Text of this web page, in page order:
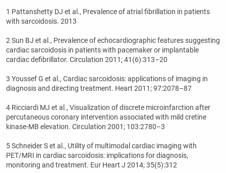
1 Pattanshetty DJ et al., Prevalence of atrial fibrillation in patients
with sarcoidosis. 2013
2 Sun BJ et al., Prevalence of echocardiographic features suggesting
cardiac sarcoidosis in patients with pacemaker or implantable
cardiac defibrillator. Circulation 2011; 41(6):313–20
3 Youssef G et al., Cardiac sarcoidosis: applications of imaging in
diagnosis and directing treatment. Heart 2011; 97:2078–87
4 Ricciardi MJ et al., Visualization of discrete microinfarction after
percutaneous coronary intervention associated with mild cretine
kinase-MB elevation. Circulation 2001; 103:2780–3
5 Schneider S et al., Utility of multimodal cardiac imaging with
PET/MRI in cardiac sarcoidosis: implications for diagnosis,
monitoring and treatment. Eur Heart J 2014; 35(5):312